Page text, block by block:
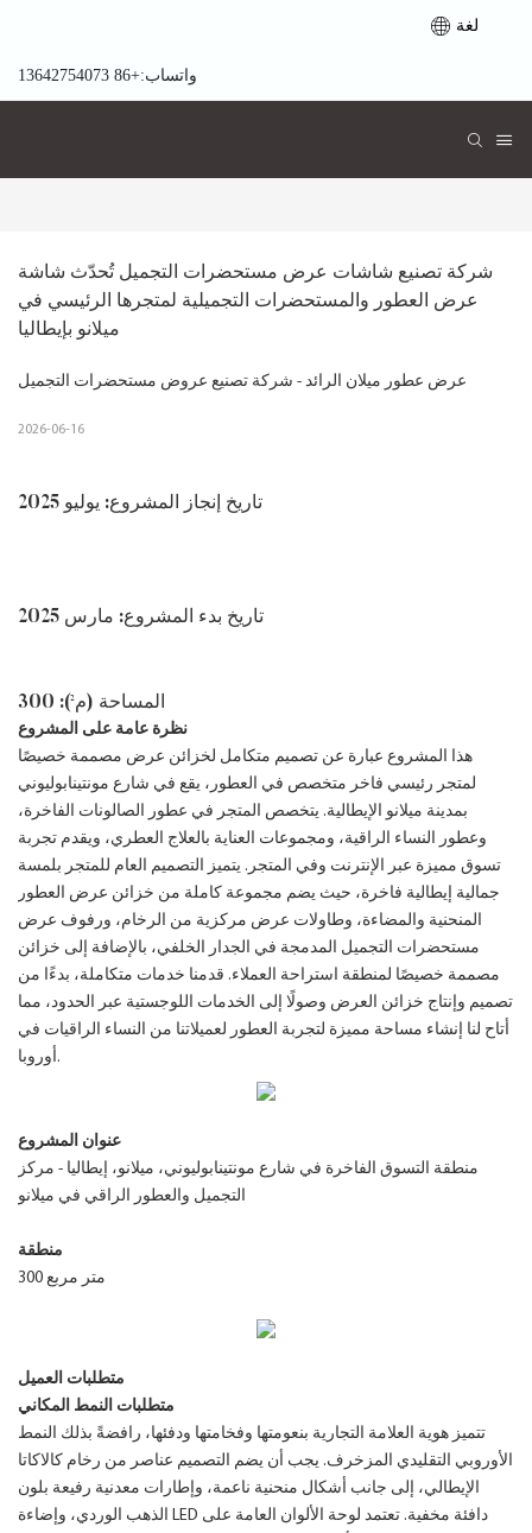
لغة
واتساب:+86 13642754073
شركة تصنيع شاشات عرض مستحضرات التجميل تُحدّث شاشة
عرض العطور والمستحضرات التجميلية لمتجرها الرئيسي في
ميلانو بإيطاليا
عرض عطور ميلان الرائد - شركة تصنيع عروض مستحضرات التجميل
2026-06-16
تاريخ إنجاز المشروع: يوليو 2025
تاريخ بدء المشروع: مارس 2025
المساحة (م²): 300
نظرة عامة على المشروع
هذا المشروع عبارة عن تصميم متكامل لخزائن عرض مصممة خصيصًا
لمتجر رئيسي فاخر متخصص في العطور، يقع في شارع مونتينابوليوني
بمدينة ميلانو الإيطالية. يتخصص المتجر في عطور الصالونات الفاخرة،
وعطور النساء الراقية، ومجموعات العناية بالعلاج العطري، ويقدم تجربة
تسوق مميزة عبر الإنترنت وفي المتجر. يتميز التصميم العام للمتجر بلمسة
جمالية إيطالية فاخرة، حيث يضم مجموعة كاملة من خزائن عرض العطور
المنحنية والمضاءة، وطاولات عرض مركزية من الرخام، ورفوف عرض
مستحضرات التجميل المدمجة في الجدار الخلفي، بالإضافة إلى خزائن
مصممة خصيصًا لمنطقة استراحة العملاء. قدمنا ​​خدمات متكاملة، بدءًا من
تصميم وإنتاج خزائن العرض وصولًا إلى الخدمات اللوجستية عبر الحدود، مما
أتاح لنا إنشاء مساحة مميزة لتجربة العطور لعميلاتنا من النساء الراقيات في
أوروبا.
عنوان المشروع
منطقة التسوق الفاخرة في شارع مونتينابوليوني، ميلانو، إيطاليا - مركز
التجميل والعطور الراقي في ميلانو
منطقة
300 متر مربع
متطلبات العميل
متطلبات النمط المكاني
تتميز هوية العلامة التجارية بنعومتها وفخامتها ودفئها، رافضةً بذلك النمط
الأوروبي التقليدي المزخرف. يجب أن يضم التصميم عناصر من رخام كالاكاتا
الإيطالي، إلى جانب أشكال منحنية ناعمة، وإطارات معدنية رفيعة بلون
الذهب الوردي، وإضاءة LED دافئة مخفية. تعتمد لوحة الألوان العامة على